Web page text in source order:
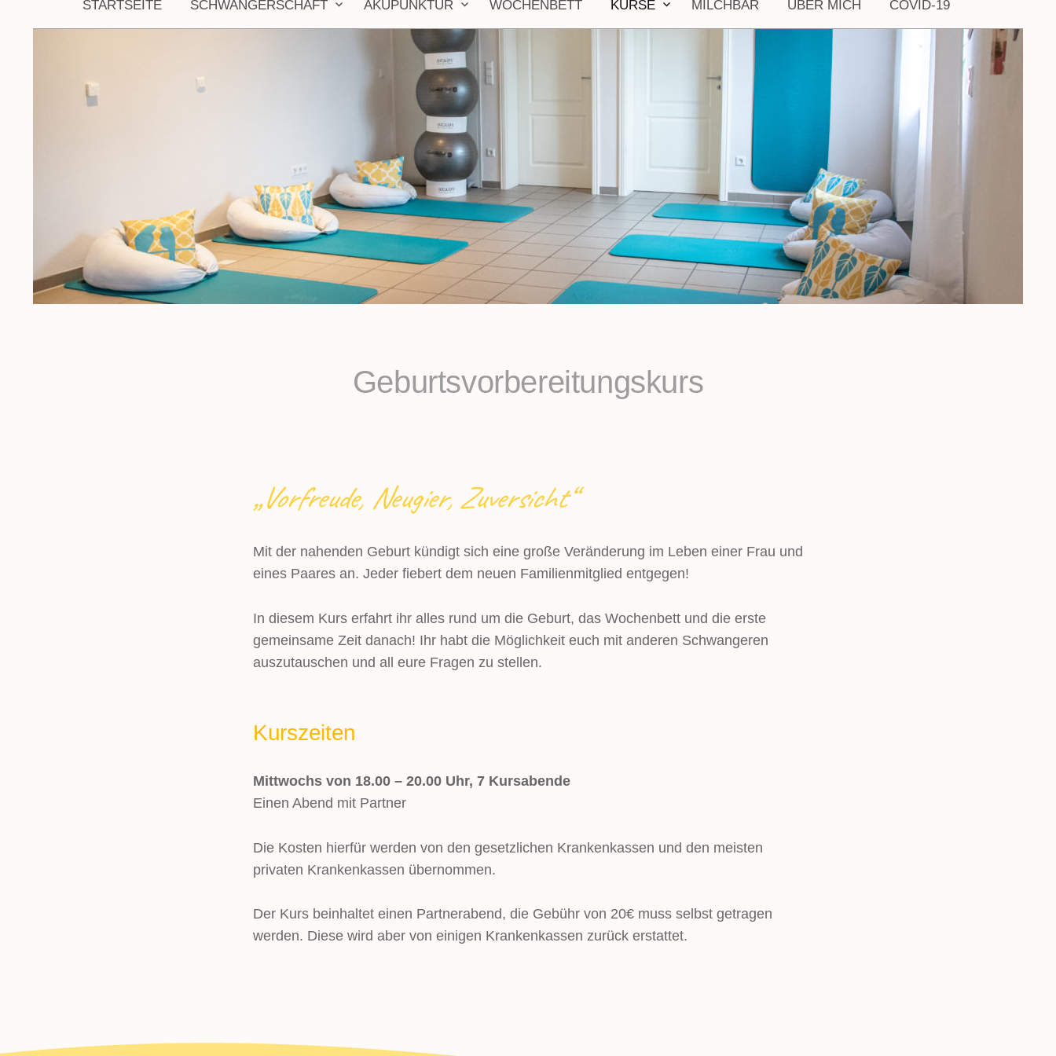
STARTSEITE SCHWANGERSCHAFT AKUPUNKTUR WOCHENBETT KURSE MILCHBAR ÜBER MICH COVID-19
Geburtsvorbereitungskurs
„Vorfreude, Neugier, Zuversicht“
Mit der nahenden Geburt kündigt sich eine große Veränderung im Leben einer Frau und
eines Paares an. Jeder fiebert dem neuen Familienmitglied entgegen!
In diesem Kurs erfahrt ihr alles rund um die Geburt, das Wochenbett und die erste
gemeinsame Zeit danach! Ihr habt die Möglichkeit euch mit anderen Schwangeren
auszutauschen und all eure Fragen zu stellen.
Kurszeiten
Mittwochs von 18.00 – 20.00 Uhr, 7 Kursabende
Einen Abend mit Partner
Die Kosten hierfür werden von den gesetzlichen Krankenkassen und den meisten
privaten Krankenkassen übernommen.
Der Kurs beinhaltet einen Partnerabend, die Gebühr von 20€ muss selbst getragen
werden. Diese wird aber von einigen Krankenkassen zurück erstattet.